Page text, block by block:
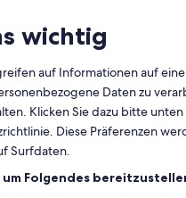
SaSamstag
SoSonntag MoMontag
Di
Gontier-sur-Mayenne Château-
wichtig
auf Informationen auf
Daten zu
Klicken Sie dazu bitte
Diese Präferenzen
Surfdaten.
Folgendes